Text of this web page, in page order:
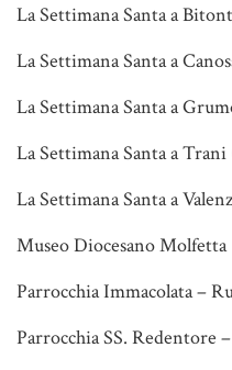
La Settimana Santa a
La Settimana Santa a
La Settimana Santa a
La Settimana Santa a
La Settimana Santa a
Museo Diocesano Molfetta
Parrocchia Immacolata –
Parrocchia SS. Redentore